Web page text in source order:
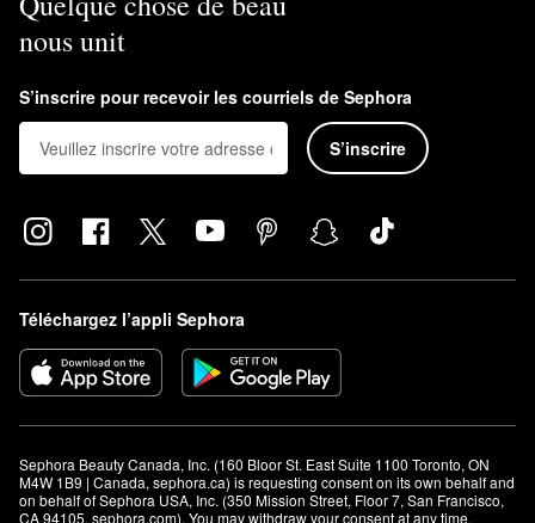
nous unit
S’inscrire pour recevoir les courriels de Sephora
S’inscrire
Téléchargez l’appli Sephora
Sephora Beauty Canada, Inc. (160 Bloor St. East Suite 1100 Toronto, ON
M4W 1B9 | Canada, sephora.ca) is requesting consent on its own behalf and
on behalf of Sephora USA, Inc. (350 Mission Street, Floor 7, San Francisco,
CA 94105, sephora.com). You may withdraw your consent at any time.